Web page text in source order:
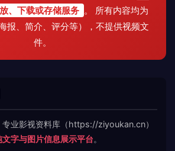
、下载或存储服务 。 所有内容均为
报、简介、评分等），不提供视频文
件。
专业影视资料库（https://ziyoukan.cn）
字与图片信息展示平台。